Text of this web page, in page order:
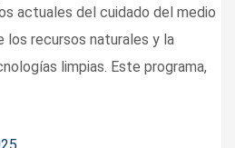
actuales del cuidado del medio
los recursos naturales y la
limpias. Este programa,